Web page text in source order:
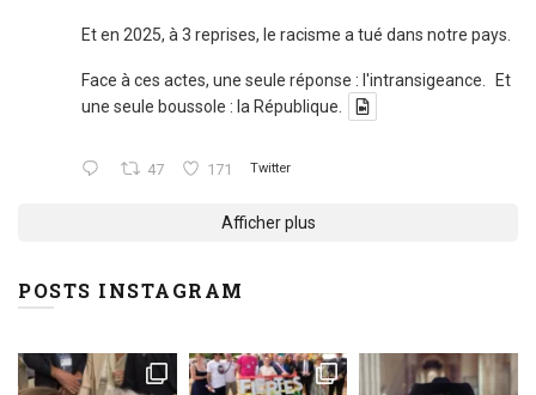
Et en 2025, à 3 reprises, le racisme a tué dans notre pays.
Face à ces actes, une seule réponse : l'intransigeance. Et
une seule boussole : la République.
47 171 Twitter
Afficher plus
POSTS INSTAGRAM